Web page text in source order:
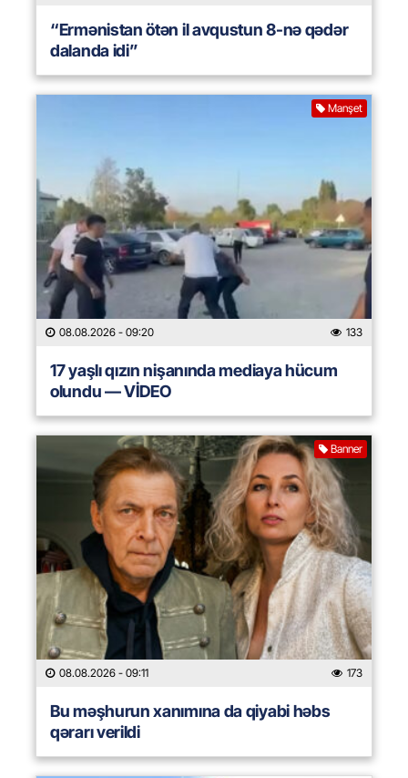
“Ermənistan ötən il avqustun 8-nə qədər
dalanda idi”
Manşet
08.08.2026 - 09:20 133
17 yaşlı qızın nişanında mediaya hücum
olundu — VİDEO
Banner
08.08.2026 - 09:11 173
Bu məşhurun xanımına da qiyabi həbs
qərarı verildi